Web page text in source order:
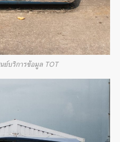
ย์บริการข้อมูล TOT